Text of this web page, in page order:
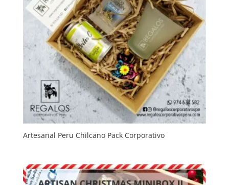
Artesanal Peru Chilcano Pack Corporativo